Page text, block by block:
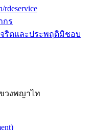
กร
จริตและประพฤติมิชอบ
วงพญาไท